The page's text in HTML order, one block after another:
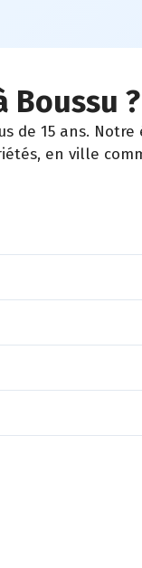
?
de 15 ans. Notre
en ville